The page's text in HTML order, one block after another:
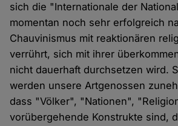
sich die "Internationale der
momentan noch sehr erfolgreich
Chauvinismus mit reaktionären
verrührt, sich mit ihrer
nicht dauerhaft durchsetzen wird.
werden unsere Artgenossen
dass "Völker", "Nationen",
vorübergehende Konstrukte sind,